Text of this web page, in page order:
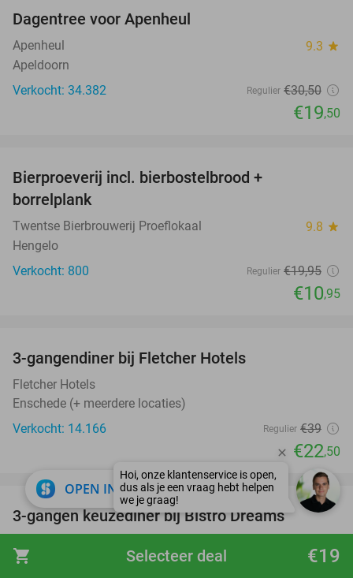
shopping_cart €19
Selecteer deal
Dagentree voor Apenheul
Apenheul 9.3 star
Apeldoorn
Verkocht: 34.382
Regulier €30,50
€19,50
Bierproeverij incl. bierbostelbrood +
borrelplank
Twentse Bierbrouwerij Proeflokaal 9.8 star
Hengelo
Verkocht: 800
Regulier €19,95
€10,95
3-gangendiner bij Fletcher Hotels
Fletcher Hotels
Enschede (+ meerdere locaties)
Verkocht: 14.166
Regulier €39
€22,50
46%
favorite_border
3-gangen keuzediner bij Bistro Dreams
Enschede
OPEN IN APP close